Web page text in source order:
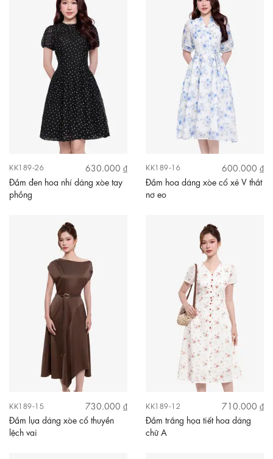
KK189-26
630.000 ₫
Đầm đen hoa nhí dáng xòe tay
phồng
KK189-16
600.000 ₫
Đầm hoa dáng xòe cổ xẻ V thắt
nơ eo
KK189-15
730.000 ₫
Đầm lụa dáng xòe cổ thuyền
lệch vai
KK189-12
710.000 ₫
Đầm trắng họa tiết hoa dáng
chữ A